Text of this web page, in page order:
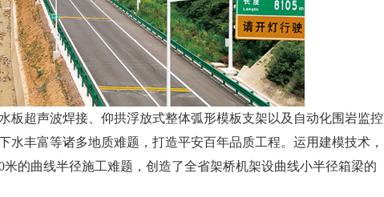
板超声波焊接、仰拱浮放式整体弧形模板支架以及自动化围岩监控
丰富等诸多地质难题，打造平安百年品质工程。运用建模技术，
的曲线半径施工难题，创造了全省架桥机架设曲线小半径箱梁的